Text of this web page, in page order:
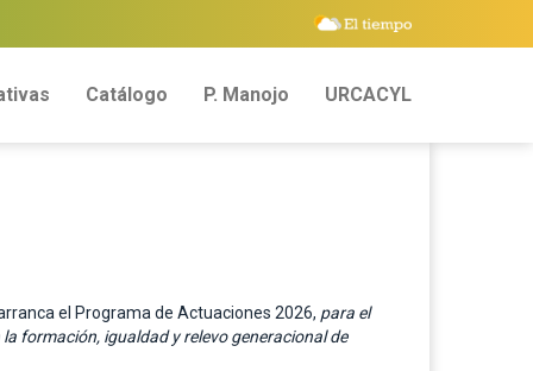
Catálogo P. Manojo URCACYL
el Programa de Actuaciones 2026, para el
formación, igualdad y relevo generacional de